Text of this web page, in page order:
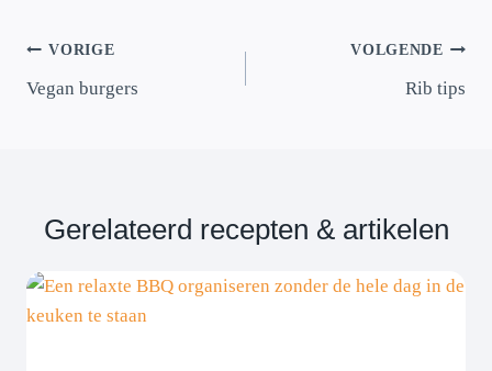
Bericht
navigatie
VORIGE
Vegan burgers
VOLGENDE
Rib tips
Gerelateerd recepten & artikelen